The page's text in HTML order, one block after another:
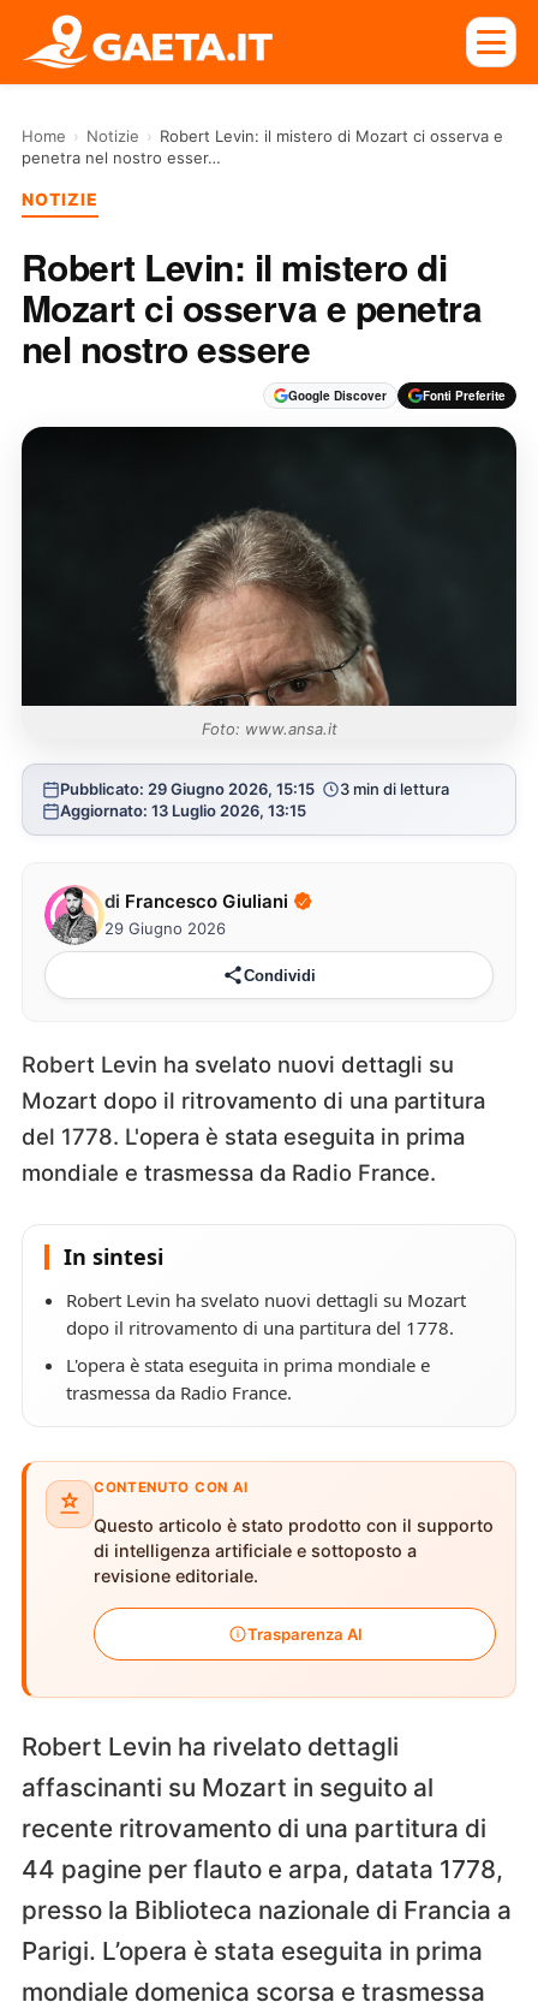
Home › Notizie › Robert Levin: il mistero di Mozart ci osserva e
penetra nel nostro esser…
NOTIZIE
Robert Levin: il mistero di
Mozart ci osserva e penetra
nel nostro essere
Google Discover Fonti Preferite
Foto: www.ansa.it
Pubblicato: 29 Giugno 2026, 15:15
3 min di lettura
Aggiornato: 13 Luglio 2026, 13:15
di Francesco Giuliani
29 Giugno 2026
Condividi
Robert Levin ha svelato nuovi dettagli su
Mozart dopo il ritrovamento di una partitura
del 1778. L'opera è stata eseguita in prima
mondiale e trasmessa da Radio France.
In sintesi
Robert Levin ha svelato nuovi dettagli su Mozart
dopo il ritrovamento di una partitura del 1778.
L'opera è stata eseguita in prima mondiale e
trasmessa da Radio France.
CONTENUTO CON AI
Questo articolo è stato prodotto con il supporto
di intelligenza artificiale e sottoposto a
revisione editoriale.
Trasparenza AI
Robert Levin ha rivelato dettagli
affascinanti su Mozart in seguito al
recente ritrovamento di una partitura di
44 pagine per flauto e arpa, datata 1778,
presso la Biblioteca nazionale di Francia a
Parigi. L’opera è stata eseguita in prima
mondiale domenica scorsa e trasmessa